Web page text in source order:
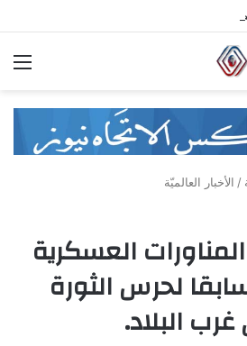
ومضى خلف الأبوابِ يجرُّ ماضيه
/ الأخبار العالميّة
العسكرية
لحرس الثورة
البلاد.